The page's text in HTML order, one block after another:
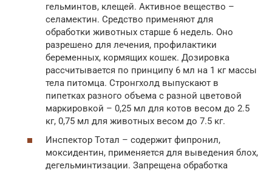
гельминтов, клещей. Активное вещество –
селамектин. Средство применяют для
обработки животных старше 6 недель. Оно
разрешено для лечения, профилактики
беременных, кормящих кошек. Дозировка
рассчитывается по принципу 6 мл на 1 кг массы
тела питомца. Стронгхолд выпускают в
пипетках разного объема с разной цветовой
маркировкой – 0,25 мл для котов весом до 2.5
кг, 0,75 мл для животных весом до 7.5 кг.
Инспектор Тотал – содержит фипронил,
моксидентин, применяется для выведения блох,
дегельминтизации. Запрещена обработка